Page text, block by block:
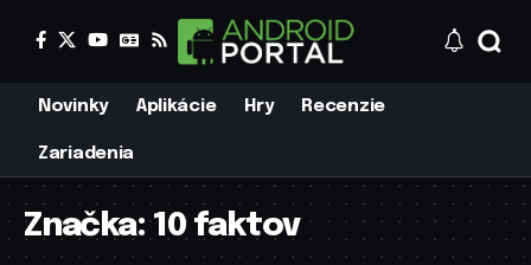
Novinky Aplikácie Hry Recenzie
Zariadenia
Značka:10 faktov